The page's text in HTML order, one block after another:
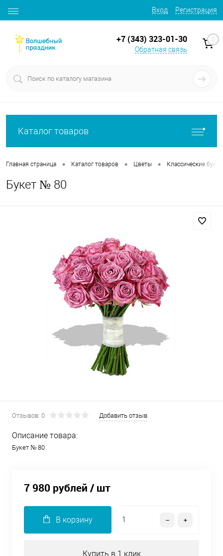
Вход Регистрация
+7 (343) 323-01-30
Обратная связь
0
Каталог товаров
Главная страница • Каталог товаров • Цветы • Классические
Букет № 80
Отзывов: 0 Добавить отзыв
Описание товара:
Букет № 80
7 980 рублей / шт
В корзину
Купить в 1 клик